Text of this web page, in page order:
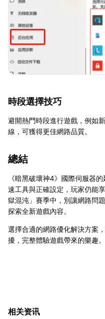
時段選擇技巧
避開熱門時段進行遊戲，例如
線，可獲得更佳網路品質。
總結
《暗黑破壞神4》國際伺服器
速工具與正確設定，玩家仍能
獄混沌」賽季中，別讓網路問
探索全新遊戲內容。
選擇合適的網路優化解決方案
擾，完整體驗遊戲帶來的樂趣。
相关资讯